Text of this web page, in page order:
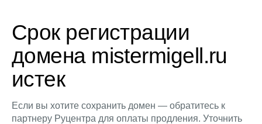
Срок регистрации
домена mistermigell.ru
истек
Если вы хотите сохранить домен — обратитесь к
партнеру Руцентра для оплаты продления. Уточнить